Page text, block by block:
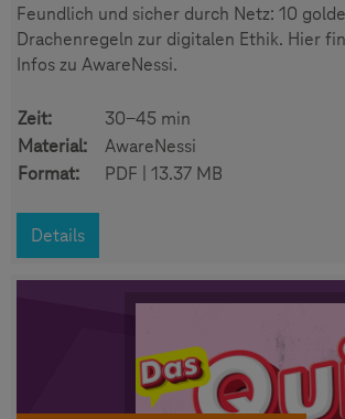
Feundlich und sicher durch Netz: 10
Drachenregeln zur digitalen Ethik. Hier
Infos zu AwareNessi.
Zeit:
30-45 min
Material:
AwareNessi
Format:
PDF | 13.37 MB
Details